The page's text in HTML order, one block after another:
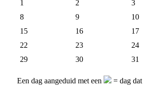
1
2
3
8
9
10
15
16
17
22
23
24
29
30 31
Een dag aangeduid met een = dag